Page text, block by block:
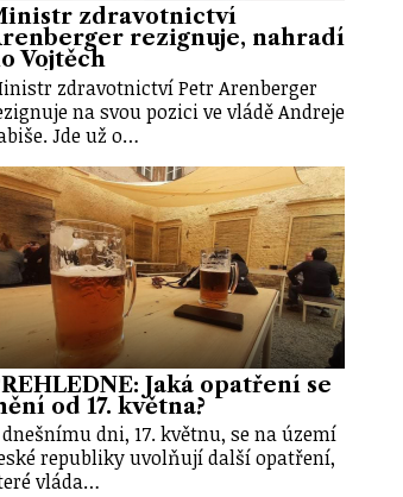
zdravotnictví
rezignuje, nahradí
Vojtěch
zdravotnictví Petr Arenberger
na svou pozici ve vládě Andreje
Jde už o…
Jaká opatření se
od 17. května?
dnešnímu dni, 17. květnu, se na území
republiky uvolňují další opatření,
vláda…